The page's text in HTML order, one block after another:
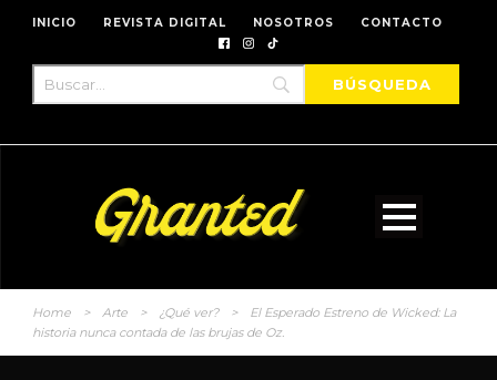
INICIO REVISTA DIGITAL NOSOTROS CONTACTO
Home > Arte > ¿Qué ver? >
El Esperado Estreno de Wicked: La
historia nunca contada de las brujas de Oz.